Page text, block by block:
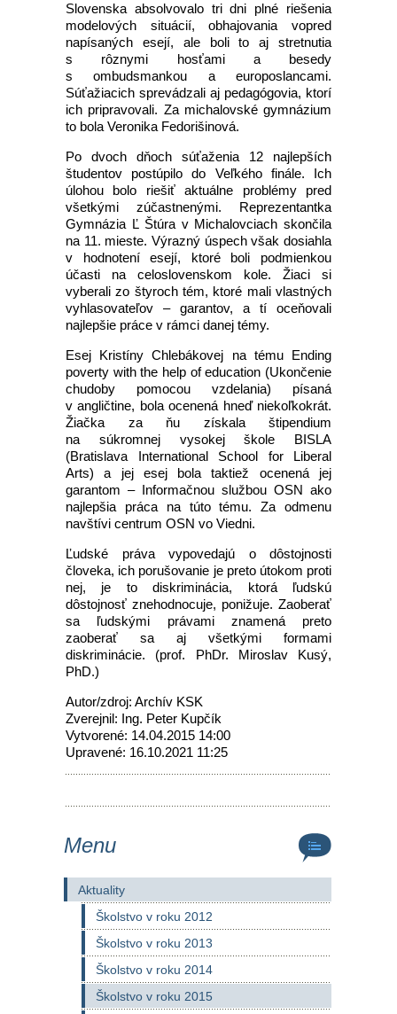
Slovenska absolvovalo tri dni plné riešenia
modelových situácií, obhajovania vopred
napísaných esejí, ale boli to aj stretnutia
s rôznymi hosťami a besedy
s ombudsmankou a europoslancami.
Súťažiacich sprevádzali aj pedagógovia, ktorí
ich pripravovali. Za michalovské gymnázium
to bola Veronika Fedorišinová.
Po dvoch dňoch súťaženia 12 najlepších
študentov postúpilo do Veľkého finále. Ich
úlohou bolo riešiť aktuálne problémy pred
všetkými zúčastnenými. Reprezentantka
Gymnázia Ľ Štúra v Michalovciach skončila
na 11. mieste. Výrazný úspech však dosiahla
v hodnotení esejí, ktoré boli podmienkou
účasti na celoslovenskom kole. Žiaci si
vyberali zo štyroch tém, ktoré mali vlastných
vyhlasovateľov – garantov, a tí oceňovali
najlepšie práce v rámci danej témy.
Esej Kristíny Chlebákovej na tému Ending
poverty with the help of education (Ukončenie
chudoby pomocou vzdelania) písaná
v angličtine, bola ocenená hneď niekoľkokrát.
Žiačka za ňu získala štipendium
na súkromnej vysokej škole BISLA
(Bratislava International School for Liberal
Arts) a jej esej bola taktiež ocenená jej
garantom – Informačnou službou OSN ako
najlepšia práca na túto tému. Za odmenu
navštívi centrum OSN vo Viedni.
Ľudské práva vypovedajú o dôstojnosti
človeka, ich porušovanie je preto útokom proti
nej, je to diskriminácia, ktorá ľudskú
dôstojnosť znehodnocuje, ponižuje. Zaoberať
sa ľudskými právami znamená preto
zaoberať sa aj všetkými formami
diskriminácie. (prof. PhDr. Miroslav Kusý,
PhD.)
Autor/zdroj: Archív KSK
Zverejnil: Ing. Peter Kupčík
Vytvorené: 14.04.2015 14:00
Upravené: 16.10.2021 11:25
Menu
Aktuality
Školstvo v roku 2012
Školstvo v roku 2013
Školstvo v roku 2014
Školstvo v roku 2015